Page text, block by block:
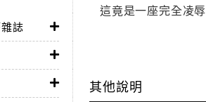
誌
這竟是一座完全凌
其他說明